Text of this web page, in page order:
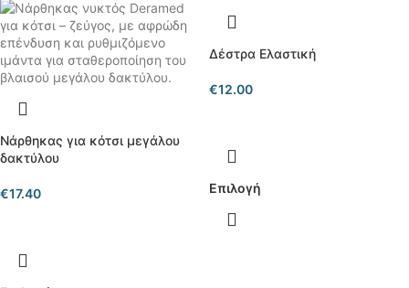
Νάρθηκας για κότσι μεγάλου
δακτύλου
€17.40
Δέστρα Ελαστική
€12.00
Επιλογή